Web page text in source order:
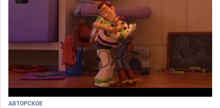
АВТОРСКОЕ